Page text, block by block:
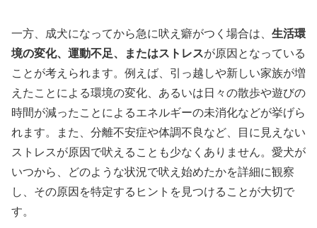
一方、成犬になってから急に吠え癖がつく場合は、 生活環
境の変化、運動不足、またはストレスが原因となっている
ことが考えられます。例えば、引っ越しや新しい家族が増
えたことによる環境の変化、あるいは日々の散歩や遊びの
時間が減ったことによるエネルギーの未消化などが挙げら
れます。また、分離不安症や体調不良など、目に見えない
ストレスが原因で吠えることも少なくありません。愛犬が
いつから、どのような状況で吠え始めたかを詳細に観察
し、その原因を特定するヒントを見つけることが大切で
す。